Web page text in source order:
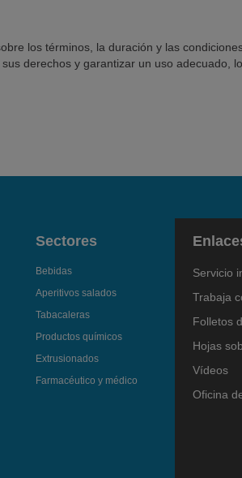
los términos, la duración y las
derechos y garantizar un uso adecuado,
Sectores
Bebidas
Aperitivos salados
Tabacaleras
Productos químicos
Extrusionados
Farmacéutico y médico
Servicio
Trabaja
Folletos
Hojas
Vídeos
Oficina